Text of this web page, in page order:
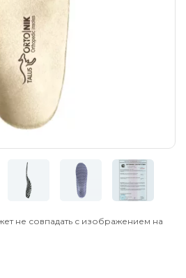
не совпадать с изображением на